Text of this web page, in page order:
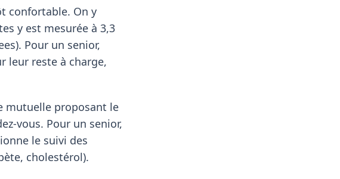
confortable. On y
y est mesurée à 3,3
Pour un senior,
leur reste à charge,
mutuelle proposant le
vous. Pour un senior,
le suivi des
cholestérol).